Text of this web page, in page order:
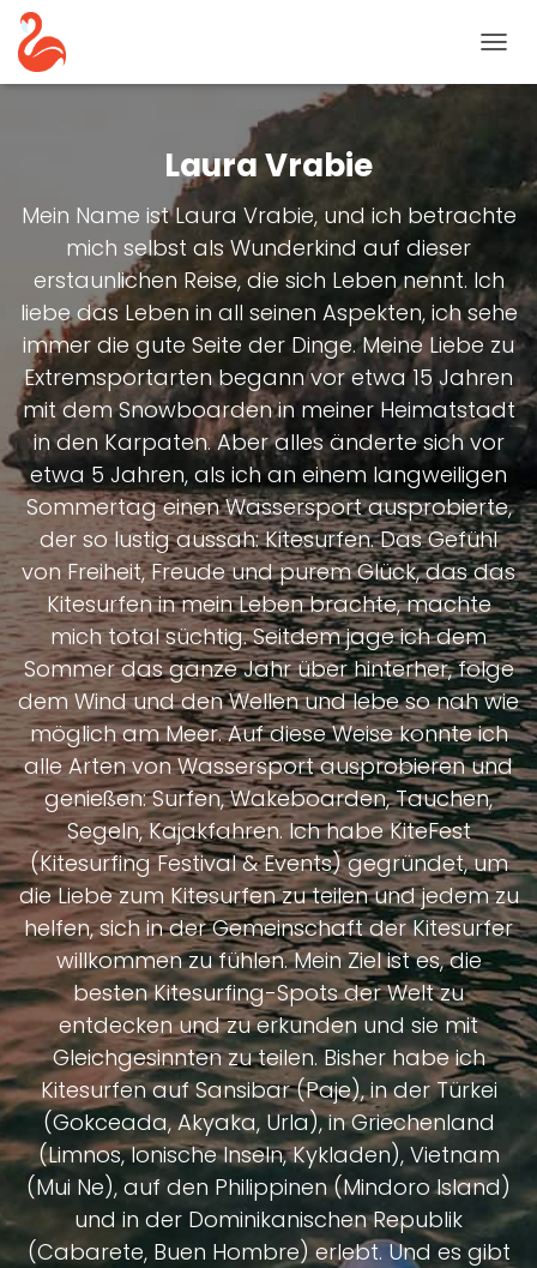
Laura Vrabie
Mein Name ist Laura Vrabie, und ich betrachte
mich selbst als Wunderkind auf dieser
erstaunlichen Reise, die sich Leben nennt. Ich
liebe das Leben in all seinen Aspekten, ich sehe
immer die gute Seite der Dinge. Meine Liebe zu
Extremsportarten begann vor etwa 15 Jahren
mit dem Snowboarden in meiner Heimatstadt
in den Karpaten. Aber alles änderte sich vor
etwa 5 Jahren, als ich an einem langweiligen
Sommertag einen Wassersport ausprobierte,
der so lustig aussah: Kitesurfen. Das Gefühl
von Freiheit, Freude und purem Glück, das das
Kitesurfen in mein Leben brachte, machte
mich total süchtig. Seitdem jage ich dem
Sommer das ganze Jahr über hinterher, folge
dem Wind und den Wellen und lebe so nah wie
möglich am Meer. Auf diese Weise konnte ich
alle Arten von Wassersport ausprobieren und
genießen: Surfen, Wakeboarden, Tauchen,
Segeln, Kajakfahren. Ich habe KiteFest
(Kitesurfing Festival & Events) gegründet, um
die Liebe zum Kitesurfen zu teilen und jedem zu
helfen, sich in der Gemeinschaft der Kitesurfer
willkommen zu fühlen. Mein Ziel ist es, die
besten Kitesurfing-Spots der Welt zu
entdecken und zu erkunden und sie mit
Gleichgesinnten zu teilen. Bisher habe ich
Kitesurfen auf Sansibar (Paje), in der Türkei
(Gokceada, Akyaka, Urla), in Griechenland
(Limnos, Ionische Inseln, Kykladen), Vietnam
(Mui Ne), auf den Philippinen (Mindoro Island)
und in der Dominikanischen Republik
(Cabarete, Buen Hombre) erlebt. Und es gibt